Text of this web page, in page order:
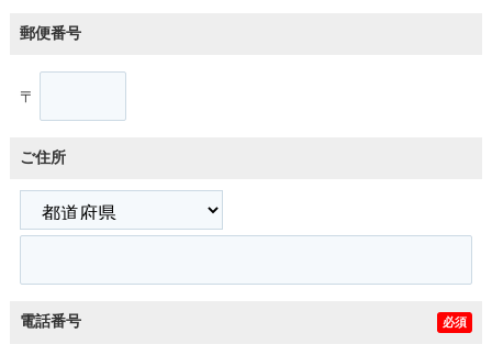
郵便番号
〒
ご住所
電話番号 必須